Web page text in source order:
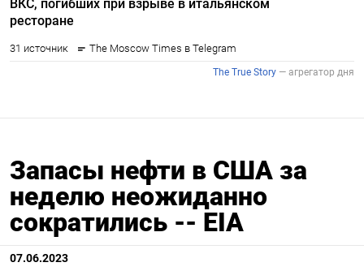
Запасы нефти в США за
неделю неожиданно
сократились -- EIA
07.06.2023